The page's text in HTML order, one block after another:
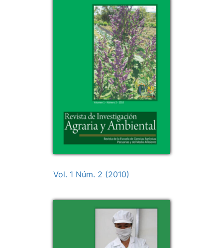
Vol. 1 Núm. 2 (2010)